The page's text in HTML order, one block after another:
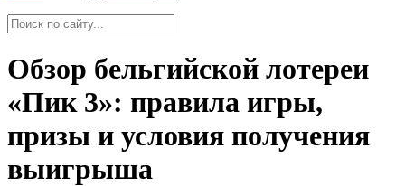
Обзор бельгийской лотереи
«Пик 3»: правила игры,
призы и условия получения
выигрыша